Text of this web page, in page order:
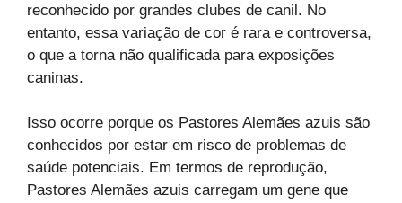
reconhecido por grandes clubes de canil. No
entanto, essa variação de cor é rara e controversa,
o que a torna não qualificada para exposições
caninas.
Isso ocorre porque os Pastores Alemães azuis são
conhecidos por estar em risco de problemas de
saúde potenciais. Em termos de reprodução,
Pastores Alemães azuis carregam um gene que